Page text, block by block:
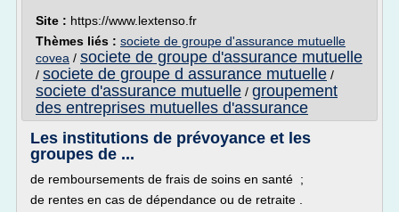
Site : https://www.lextenso.fr
Thèmes liés : societe de groupe d'assurance mutuelle
covea / societe de groupe d'assurance mutuelle
/ societe de groupe d assurance mutuelle /
societe d'assurance mutuelle / groupement
des entreprises mutuelles d'assurance
Les institutions de prévoyance et les
groupes de ...
de remboursements de frais de soins en santé ;
de rentes en cas de dépendance ou de retraite .